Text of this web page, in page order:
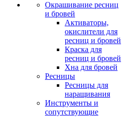
Окрашивание ресниц
и бровей
Активаторы,
окислители для
ресниц и бровей
Краска для
ресниц и бровей
Хна для бровей
Ресницы
Ресницы для
наращивания
Инструменты и
сопутствующие